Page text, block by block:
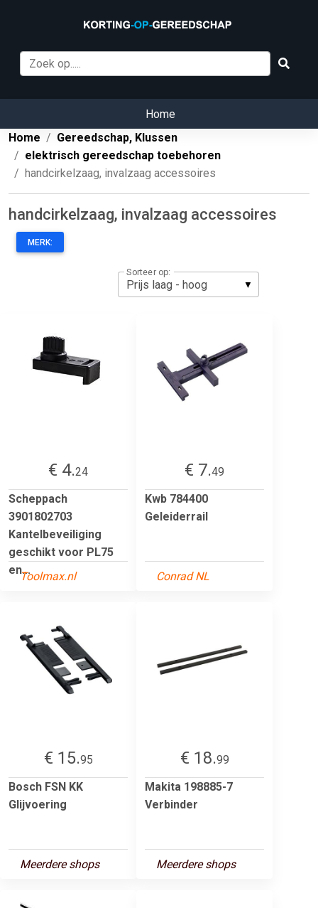
Home
Home
Gereedschap, Klussen
elektrisch gereedschap toebehoren
handcirkelzaag, invalzaag accessoires
handcirkelzaag, invalzaag accessoires
MERK:
Sorteer op:
€ 4.24
Scheppach
3901802703
Kantelbeveiliging
geschikt voor PL75
en...Toolmax.nl
€ 7.49
Kwb 784400
Geleiderrail
Conrad NL
€ 15.95
Bosch FSN KK
Glijvoering
Meerdere shops
€ 18.99
Makita 198885-7
Verbinder
Meerdere shops